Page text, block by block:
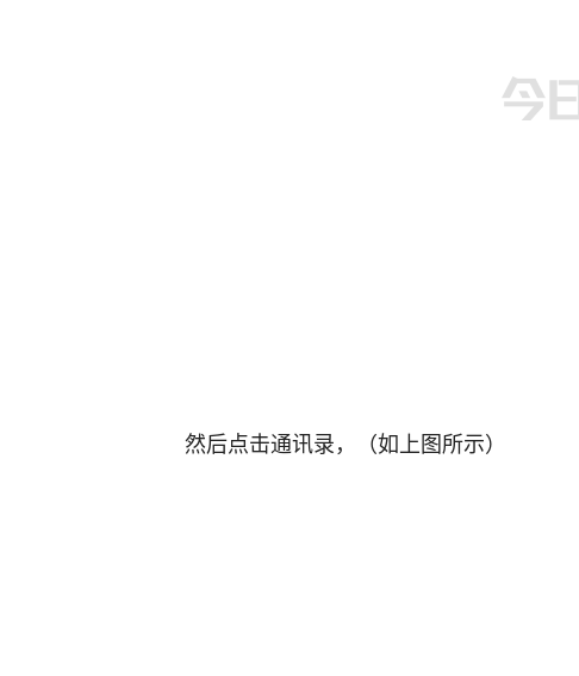
然后点击通讯录，（如上图所示）